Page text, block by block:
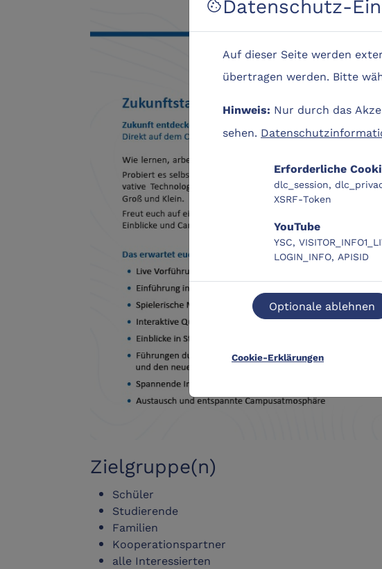
cookie
Auf dieser Seite werden
übertragen werden. Bitte
Hinweis: Nur durch das
sehen.
Erforderliche
dlc_session,
XSRF-Token
YouTube
YSC,
LOGIN_INFO, APISID
Optionale ablehnen
Cookie-Erklärungen
Zielgruppe(n)
Schüler
Studierende
Familien
Kooperationspartner
alle Interessierten